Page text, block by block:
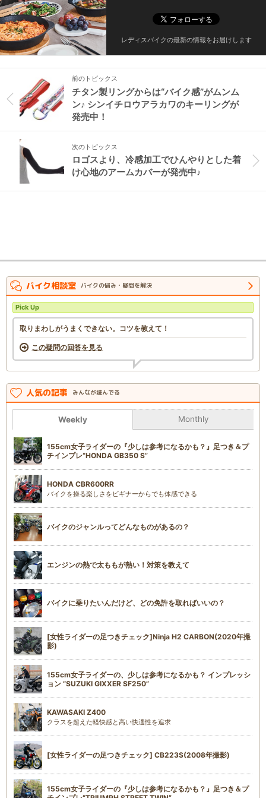
レディスバイクの最新の情報をお届けします
前のトピックス
チタン製リングからは“バイク感”がムンム
ン♪ シンイチロウアラカワのキーリングが
発売中！
次のトピックス
ロゴスより、冷感加工でひんやりとした着
け心地のアームカバーが発売中♪
バイク相談室 バイクの悩み・疑問を解決
Pick Up
取りまわしがうまくできない。コツを教えて！
この疑問の回答を見る
人気の記事 みんなが読んでる
Weekly Monthly
155cm女子ライダーの『少しは参考になるかも？』足つき＆プ
チインプレ“HONDA GB350 S”
HONDA CBR600RR
バイクを操る楽しさをビギナーからでも体感できる
バイクのジャンルってどんなものがあるの？
エンジンの熱で太ももが熱い！対策を教えて
バイクに乗りたいんだけど、どの免許を取ればいいの？
[女性ライダーの足つきチェック]Ninja H2 CARBON(2020年撮
影)
155cm女子ライダーの、少しは参考になるかも？ インプレッシ
ョン “SUZUKI GIXXER SF250”
KAWASAKI Z400
クラスを超えた軽快感と高い快適性を追求
[女性ライダーの足つきチェック] CB223S(2008年撮影)
155cm女子ライダーの『少しは参考になるかも？』足つき＆プ